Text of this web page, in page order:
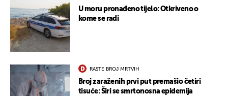
U moru pronađeno tijelo: Otkriveno o
kome se radi
RASTE BROJ MRTVIH
Broj zaraženih prvi put premašio četiri
tisuće: Širi se smrtonosna epidemija